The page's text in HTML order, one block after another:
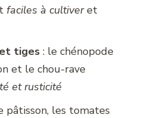
faciles à cultiveret
tiges : le chénopode
et le chou-rave
et rusticité
pâtisson, les tomates